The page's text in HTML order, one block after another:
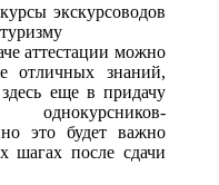
экскурсоводов
аттестации можно
отличных знаний,
еще в придачу
это будет важно
шагах после сдачи